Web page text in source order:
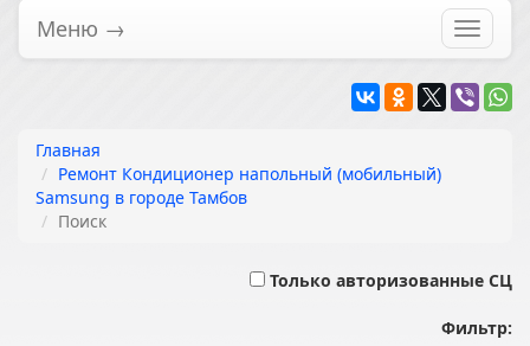
Меню →
Главная
Ремонт Кондиционер напольный (мобильный)
Samsung в городе Тамбов
Поиск
Только авторизованные СЦ
Фильтр: